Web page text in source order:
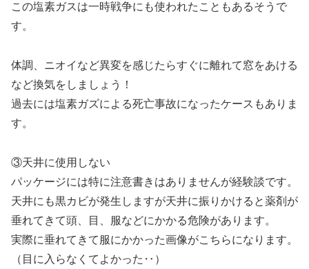
この塩素ガスは一時戦争にも使われたこともあるそうで
す。
体調、ニオイなど異変を感じたらすぐに離れて窓をあける
など換気をしましょう！
過去には塩素ガズによる死亡事故になったケースもありま
す。
③天井に使用しない
パッケージには特に注意書きはありませんが経験談です。
天井にも黒カビが発生しますが天井に振りかけると薬剤が
垂れてきて頭、目、服などにかかる危険があります。
実際に垂れてきて服にかかった画像がこちらになります。
（目に入らなくてよかった‥）